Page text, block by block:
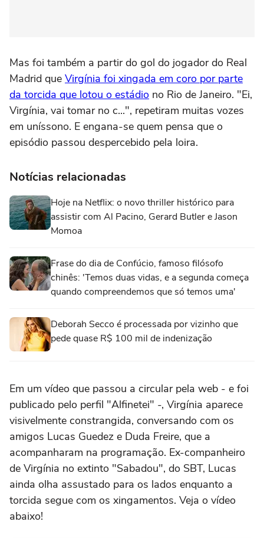
Mas foi também a partir do gol do jogador do Real
Madrid que Virgínia foi xingada em coro por parte
da torcida que lotou o estádio no Rio de Janeiro. "Ei,
Virgínia, vai tomar no c...", repetiram muitas vozes
em uníssono. E engana-se quem pensa que o
episódio passou despercebido pela loira.
Notícias relacionadas
Hoje na Netflix: o novo thriller histórico para
assistir com Al Pacino, Gerard Butler e Jason
Momoa
Frase do dia de Confúcio, famoso filósofo
chinês: 'Temos duas vidas, e a segunda começa
quando compreendemos que só temos uma'
Deborah Secco é processada por vizinho que
pede quase R$ 100 mil de indenização
Em um vídeo que passou a circular pela web - e foi
publicado pelo perfil "Alfinetei" -, Virgínia aparece
visivelmente constrangida, conversando com os
amigos Lucas Guedez e Duda Freire, que a
acompanharam na programação. Ex-companheiro
de Virgínia no extinto "Sabadou", do SBT, Lucas
ainda olha assustado para os lados enquanto a
torcida segue com os xingamentos. Veja o vídeo
abaixo!